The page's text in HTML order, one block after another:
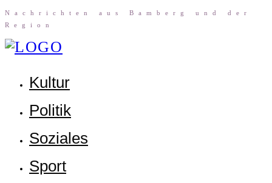
Nach­rich­ten aus Bam­berg und der
Region
Kul­tur
Poli­tik
Sozia­les
Sport